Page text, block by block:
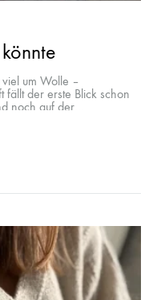
um Wolle –
fällt der erste Blick schon
noch auf der…